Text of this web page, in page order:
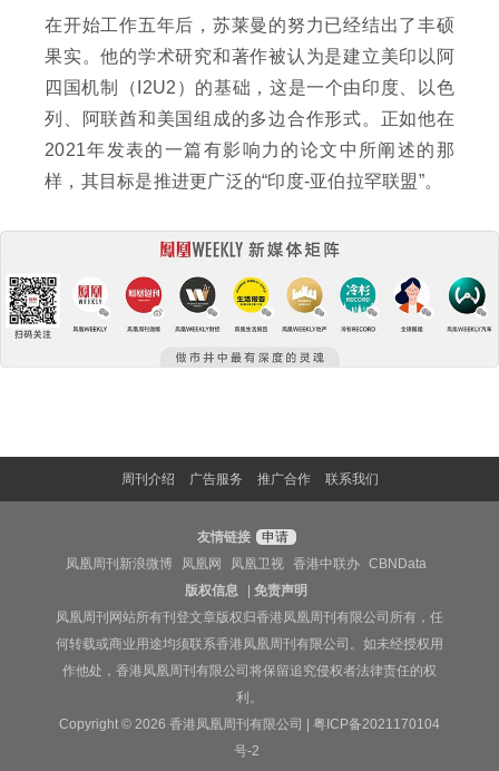
在开始工作五年后，苏莱曼的努力已经结出了丰硕
果实。他的学术研究和著作被认为是建立美印以阿
四国机制（I2U2）的基础，这是一个由印度、以色
列、阿联酋和美国组成的多边合作形式。正如他在
2021年发表的一篇有影响力的论文中所阐述的那
样，其目标是推进更广泛的“印度-亚伯拉罕联盟”。
周刊介绍 广告服务 推广合作 联系我们
友情链接
申请
凤凰周刊新浪微博
凤凰网 凤凰卫视 香港中联办
CBNData
版权信息
|免责声明
凤凰周刊网站所有刊登文章版权归香港凤凰周刊有限公司所有，任
何转载或商业用途均须联系香港凤凰周刊有限公司。如未经授权用
作他处，香港凤凰周刊有限公司将保留追究侵权者法律责任的权
利。
Copyright © 2026 香港凤凰周刊有限公司 | 粤ICP备2021170104
号-2